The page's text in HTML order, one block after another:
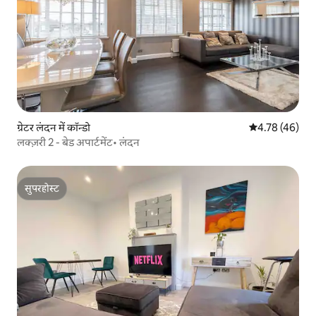
ग्रेटर लंदन में कॉन्डो औसत रेटिंग 5 में
4.78 (46)
लक्ज़री 2 - बेड अपार्टमेंट• लंदन
सुपरहोस्ट
सुपरहोस्ट